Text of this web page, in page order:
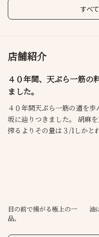
すべ
店舗紹介
４０年間、天ぷら一筋の
ました。
４０年間天ぷら一筋の道を
坂に辿りつきました。 胡麻
搾るよりその量は３/1しかと
目の前で揚がる極上の一
品。
油